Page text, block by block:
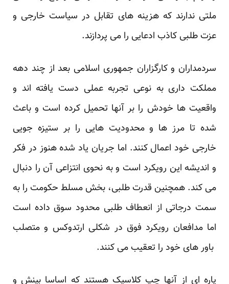
ملتی ندارند که هزینه های تقابل در سیاست خارجی و
عزت طلبی کاذب ادعایی را می پردازند.
سردمداران و کارگزاران جمهوری اسلامی بعد از چند دهه
مملکت داری به نوعی تجربه عملی دست یافته اند و
واقعیت ها خودش را بر آنها تحمیل کرده است و باعث
شده تا مرز ها و محدودیت هایی را بر ستیزه جویی
خارجی خود اعمال کنند. اما جریان یاد شده هنوز در فکر
و اندیشه این رویکرد است و به نحوی انتزاعی آن را دنبال
می کند. همچنین قدرت طلبی، بخش مسلط حکومت را به
سمت درجاتی از انعطاف طلبی محدود سوق داده است
اما مدافعان رویکرد فوق در شکلی ارتدوکس و متصلب
باور های خود را تعقیب می کنند.
پاره ای از آنها چپ کلاسیک هستند که اساسا بینش و